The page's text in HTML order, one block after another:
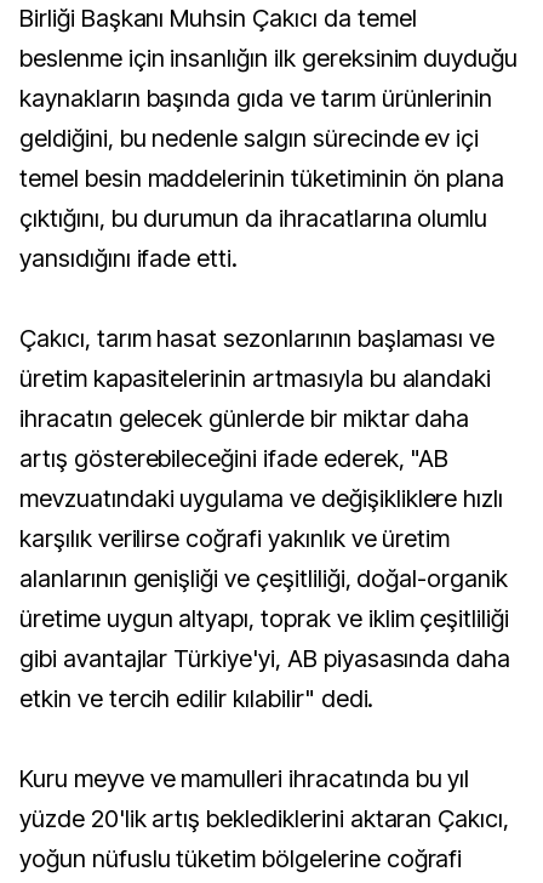
Birliği Başkanı Muhsin Çakıcı da temel
beslenme için insanlığın ilk gereksinim duyduğu
kaynakların başında gıda ve tarım ürünlerinin
geldiğini, bu nedenle salgın sürecinde ev içi
temel besin maddelerinin tüketiminin ön plana
çıktığını, bu durumun da ihracatlarına olumlu
yansıdığını ifade etti.
Çakıcı, tarım hasat sezonlarının başlaması ve
üretim kapasitelerinin artmasıyla bu alandaki
ihracatın gelecek günlerde bir miktar daha
artış gösterebileceğini ifade ederek, "AB
mevzuatındaki uygulama ve değişikliklere hızlı
karşılık verilirse coğrafi yakınlık ve üretim
alanlarının genişliği ve çeşitliliği, doğal-organik
üretime uygun altyapı, toprak ve iklim çeşitliliği
gibi avantajlar Türkiye'yi, AB piyasasında daha
etkin ve tercih edilir kılabilir" dedi.
Kuru meyve ve mamulleri ihracatında bu yıl
yüzde 20'lik artış beklediklerini aktaran Çakıcı,
yoğun nüfuslu tüketim bölgelerine coğrafi